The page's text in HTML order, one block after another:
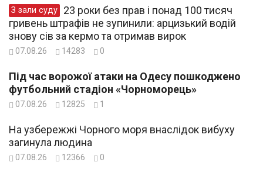
З зали суду
гривень штрафів не зупинили: арцизький водій
знову сів за кермо та отримав вирок
07.08.26 14283 0
Під час ворожої атаки на Одесу пошкоджено
футбольний стадіон «Чорноморець»
07.08.26 12825 1
На узбережжі Чорного моря внаслідок вибуху
загинула людина
07.08.26 12366 0